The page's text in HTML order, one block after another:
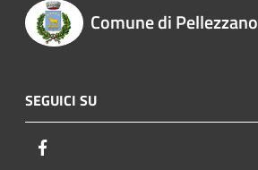
Comune di Pellezzano
SEGUICI SU